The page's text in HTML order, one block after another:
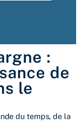
:
de
le
du temps, de la